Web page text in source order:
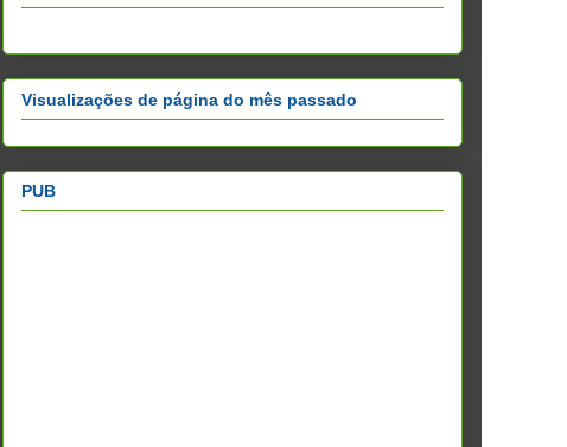
Visualizações de página do mês passado
PUB